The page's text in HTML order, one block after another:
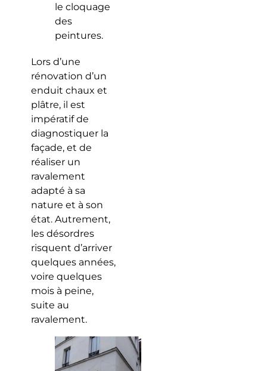
le cloquage
des
peintures.
Lors d’une
rénovation d’un
enduit chaux et
plâtre, il est
impératif de
diagnostiquer la
façade, et de
réaliser un
ravalement
adapté à sa
nature et à son
état. Autrement,
les désordres
risquent d’arriver
quelques années,
voire quelques
mois à peine,
suite au
ravalement.